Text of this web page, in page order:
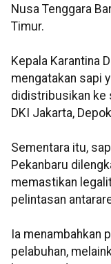
Nusa Tenggara
Timur.
Kepala Karantina
mengatakan sapi
didistribusikan ke
DKI Jakarta,
Sementara itu,
Pekanbaru
memastikan
pelintasan
Ia menambahkan
pelabuhan,